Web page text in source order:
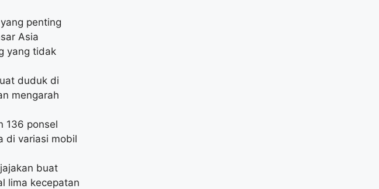
penting
Asia
yang tidak
duduk di
mengarah
136 ponsel
di variasi mobil
buat
lima kecepatan